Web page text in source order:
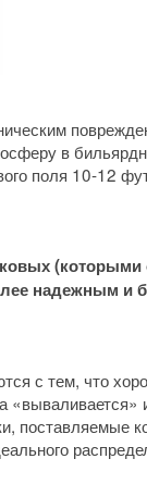
в
поля 10-12
надежным и
с тем, что